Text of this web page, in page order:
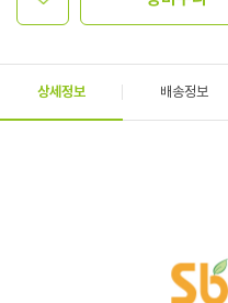
상세정보 배송정보